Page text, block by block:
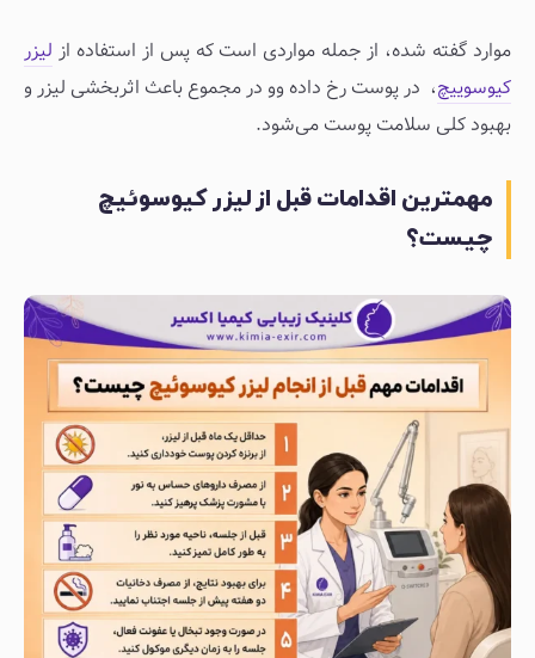
موارد گفته شده، از جمله مواردی است که پس از استفاده از لیزر
کیوسوییچ، در پوست رخ داده وو در مجموع باعث اثربخشی لیزر و
بهبود کلی سلامت پوست می‌شود.
مهمترین اقدامات قبل از لیزر کیوسوئیچ
چیست؟